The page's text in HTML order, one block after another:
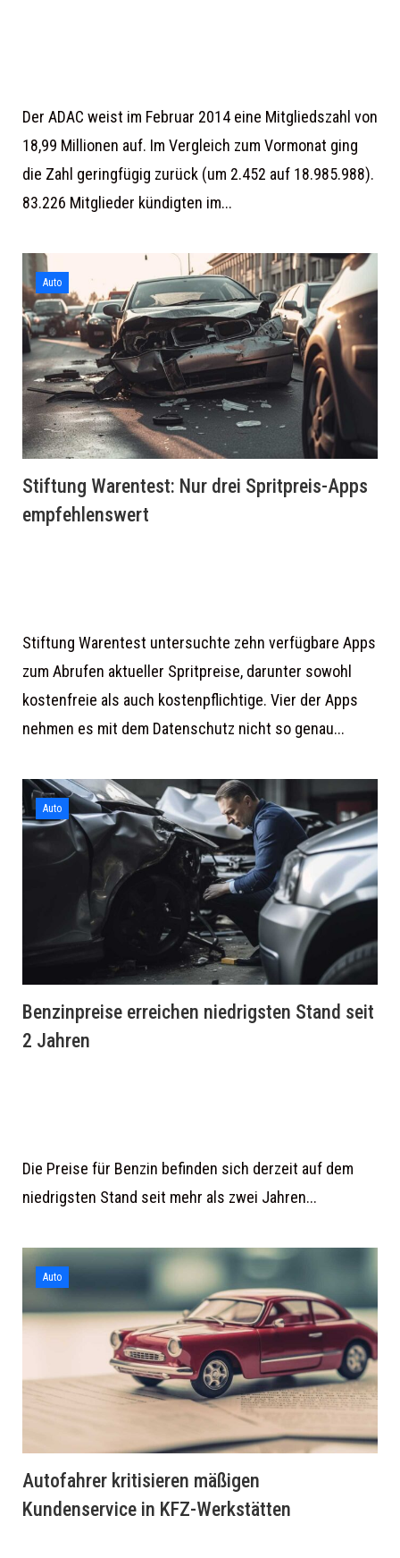
Der ADAC weist im Februar 2014 eine Mitgliedszahl von
18,99 Millionen auf. Im Vergleich zum Vormonat ging
die Zahl geringfügig zurück (um 2.452 auf 18.985.988).
83.226 Mitglieder kündigten im...
Auto
Stiftung Warentest: Nur drei Spritpreis-Apps
empfehlenswert
Stiftung Warentest untersuchte zehn verfügbare Apps
zum Abrufen aktueller Spritpreise, darunter sowohl
kostenfreie als auch kostenpflichtige. Vier der Apps
nehmen es mit dem Datenschutz nicht so genau...
Auto
Benzinpreise erreichen niedrigsten Stand seit
2 Jahren
Die Preise für Benzin befinden sich derzeit auf dem
niedrigsten Stand seit mehr als zwei Jahren...
Auto
Autofahrer kritisieren mäßigen
Kundenservice in KFZ-Werkstätten